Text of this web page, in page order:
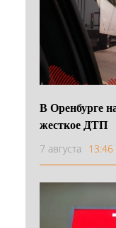
В Оренбурге
жесткое ДТП
7 августа 13:46